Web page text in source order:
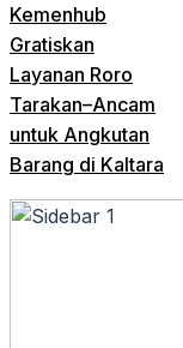
Kemenhub
Gratiskan
Layanan Roro
Tarakan–Ancam
untuk Angkutan
Barang di Kaltara